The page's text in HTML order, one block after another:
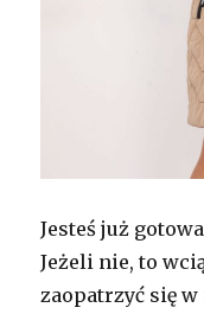
Jesteś już
Jeżeli nie, to
zaopatrzyć się